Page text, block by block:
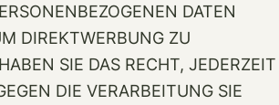
DATEN
DIREKTWERBUNG ZU
SIE DAS RECHT, JEDERZEIT
DIE VERARBEITUNG SIE